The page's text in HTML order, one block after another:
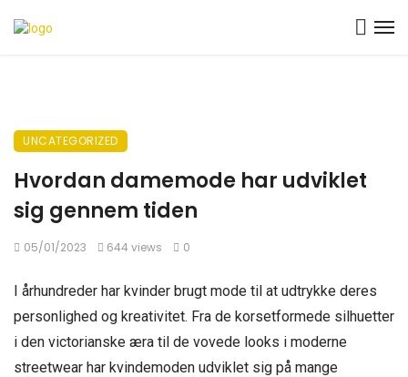
UNCATEGORIZED
Hvordan damemode har udviklet
sig gennem tiden
05/01/2023 644 views 0
I århundreder har kvinder brugt mode til at udtrykke deres
personlighed og kreativitet. Fra de korsetformede silhuetter
i den victorianske æra til de vovede looks i moderne
streetwear har kvindemoden udviklet sig på mange